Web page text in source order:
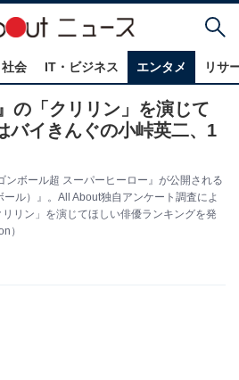
社会 IT・ビジネス エンタメ リサ
の「クリリン」を演じて
バイきんぐの小峠英二、1
ボール超 スーパーヒーロー』が公開される
ール）』。All About独自アンケート調査によ
リン」を演じてほしい俳優ランキングを発
）